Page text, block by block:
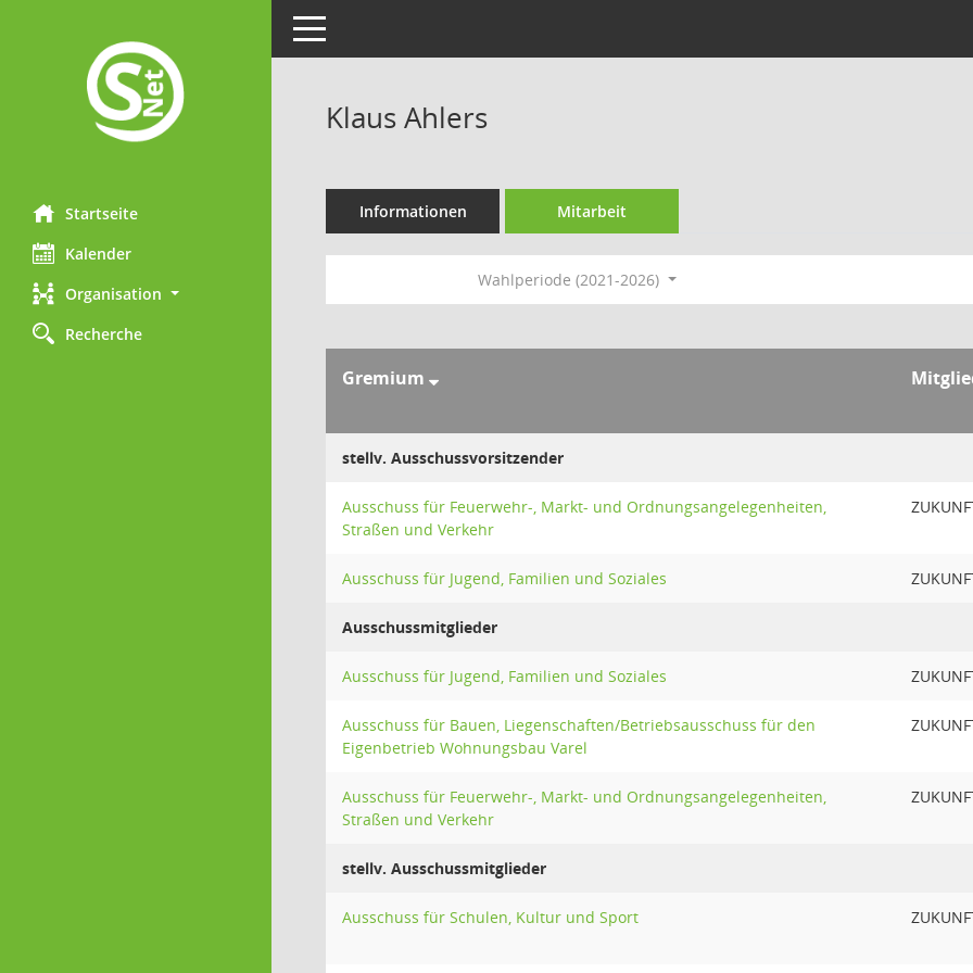
Startseite
Kalender
Organisation
Recherche
Toggle navigation
Klaus Ahlers
Informationen Mitarbeit
Wahlperiode (2021-2026)
Gremium
stellv. Ausschussvorsitzender
Ausschuss für Feuerwehr-, Markt- und Ordnungsangelegenheiten,
Straßen und Verkehr
Ausschuss für Jugend, Familien und Soziales
Ausschussmitglieder
Ausschuss für Jugend, Familien und Soziales
Ausschuss für Bauen, Liegenschaften/Betriebsausschuss für den
Eigenbetrieb Wohnungsbau Varel
Ausschuss für Feuerwehr-, Markt- und Ordnungsangelegenheiten,
Straßen und Verkehr
stellv. Ausschussmitglieder
Ausschuss für Schulen, Kultur und Sport